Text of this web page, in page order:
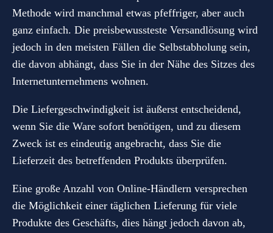
Methode wird manchmal etwas pfeffriger, aber auch
ganz einfach. Die preisbewussteste Versandlösung wird
jedoch in den meisten Fällen die Selbstabholung sein,
die davon abhängt, dass Sie in der Nähe des Sitzes des
Internetunternehmens wohnen.
Die Liefergeschwindigkeit ist äußerst entscheidend,
wenn Sie die Ware sofort benötigen, und zu diesem
Zweck ist es eindeutig angebracht, dass Sie die
Lieferzeit des betreffenden Produkts überprüfen.
Eine große Anzahl von Online-Händlern versprechen
die Möglichkeit einer täglichen Lieferung für viele
Produkte des Geschäfts, dies hängt jedoch davon ab,